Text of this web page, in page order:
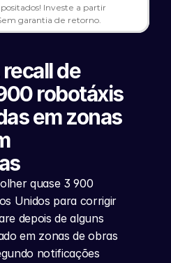
Investe a partir
garantia de retorno.
de
robotáxis
em zonas
quase 3 900
Unidos para corrigir
depois de alguns
em zonas de obras
notificações